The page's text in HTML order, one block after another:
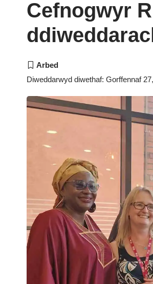
Cefnogwyr
Diweddarwyd diwethaf: Gorffennaf